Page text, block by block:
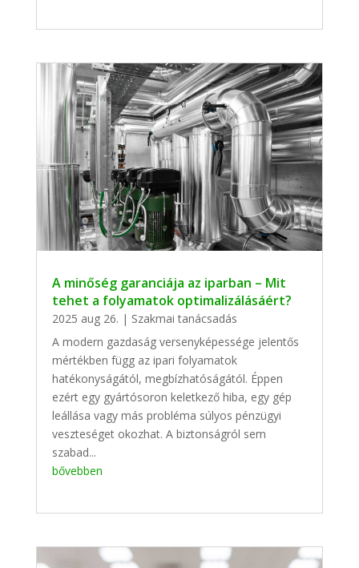
A minőség garanciája az iparban – Mit
tehet a folyamatok optimalizálásáért?
2025 aug 26. | Szakmai tanácsadás
A modern gazdaság versenyképessége jelentős
mértékben függ az ipari folyamatok
hatékonyságától, megbízhatóságától. Éppen
ezért egy gyártósoron keletkező hiba, egy gép
leállása vagy más probléma súlyos pénzügyi
veszteséget okozhat. A biztonságról sem
szabad...
bővebben